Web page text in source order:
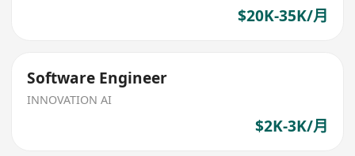
$20K-35K/月
Software Engineer
INNOVATION AI
$2K-3K/月